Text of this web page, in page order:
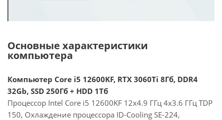
Основные характеристики
компьютера
Компьютер Core i5 12600KF, RTX 3060Ti 8Гб, DDR4
32Gb, SSD 250Гб + HDD 1Тб
Процессор Intel Core i5 12600KF 12x4.9 ГГц 4x3.6 ГГц TDP
150, Охлаждение процессора ID-Cooling SE-224,